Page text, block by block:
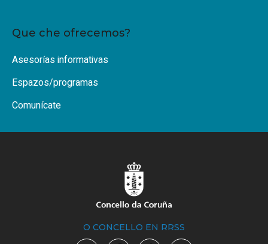
Que che ofrecemos?
Asesorías informativas
Espazos/programas
Comunícate
O CONCELLO EN RRSS